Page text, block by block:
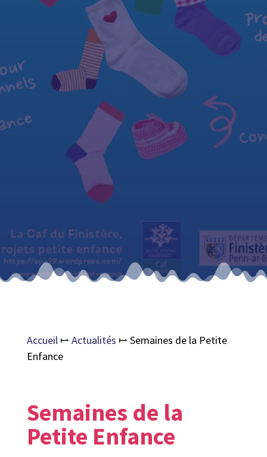
Accueil⥛Actualités ⥛Semaines de la Petite
Enfance
Semaines de la
Petite Enfance